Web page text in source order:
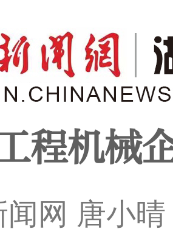
程机械
闻网 唐小晴